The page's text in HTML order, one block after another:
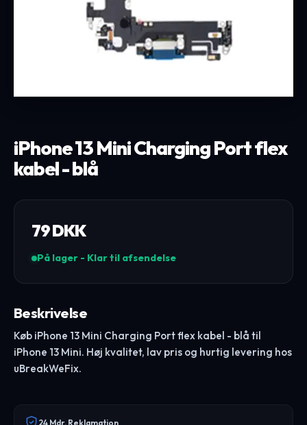
iPhone 13 Mini Charging Port flex
kabel - blå
79DKK
På lager - Klar til afsendelse
Beskrivelse
Køb iPhone 13 Mini Charging Port flex kabel - blå til
iPhone 13 Mini. Høj kvalitet, lav pris og hurtig levering hos
uBreakWeFix.
24 Mdr. Reklamation